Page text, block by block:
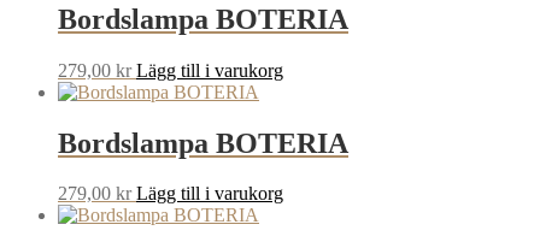
Bordslampa BOTERIA
279,00 kr Lägg till i varukorg
Bordslampa BOTERIA
279,00 kr Lägg till i varukorg